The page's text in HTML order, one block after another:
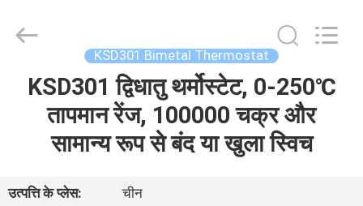
उत्पाद
वीआर
Electric
Reserved.
KSD301 Bimetal Thermostat
KSD301 द्विधातु थर्मोस्टेट, 0-250℃
तापमान रेंज, 100000 चक्र और
सामान्य रूप से बंद या खुला स्विच
उत्पत्ति के प्लेस:
चीन